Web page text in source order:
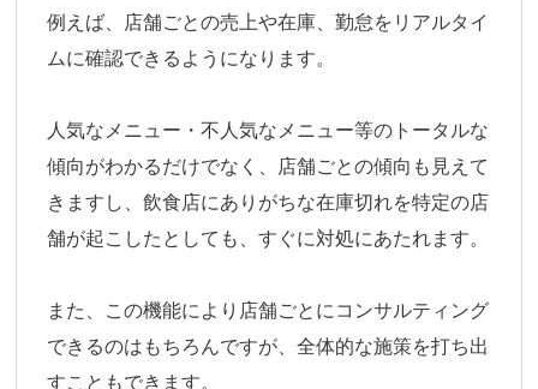
例えば、店舗ごとの売上や在庫、勤怠をリアルタイ
ムに確認できるようになります。
人気なメニュー・不人気なメニュー等のトータルな
傾向がわかるだけでなく、店舗ごとの傾向も見えて
きますし、飲食店にありがちな在庫切れを特定の店
舗が起こしたとしても、すぐに対処にあたれます。
また、この機能により店舗ごとにコンサルティング
できるのはもちろんですが、全体的な施策を打ち出
すこともできます。